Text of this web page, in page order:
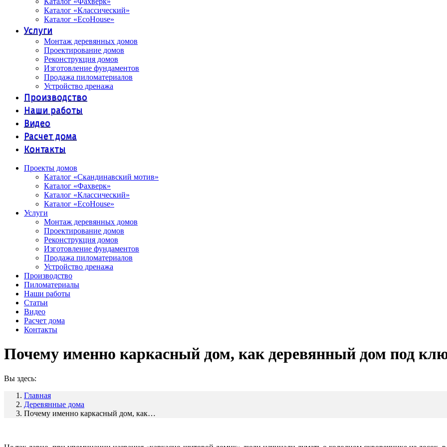
Каталог «Классический»
Каталог «EcoHouse»
Услуги
Монтаж деревянных домов
Проектирование домов
Реконструкция домов
Изготовление фундаментов
Продажа пиломатериалов
Устройство дренажа
Производство
Наши работы
Видео
Расчет дома
Контакты
Проекты домов
Каталог «Скандинавский мотив»
Каталог «Фахверк»
Каталог «Классический»
Каталог «EcoHouse»
Услуги
Монтаж деревянных домов
Проектирование домов
Реконструкция домов
Изготовление фундаментов
Продажа пиломатериалов
Устройство дренажа
Производство
Пиломатериалы
Наши работы
Статьи
Видео
Расчет дома
Контакты
Почему именно каркасный дом, как деревянный дом под
Вы здесь:
Главная
Деревянные дома
Почему именно каркасный дом, как…